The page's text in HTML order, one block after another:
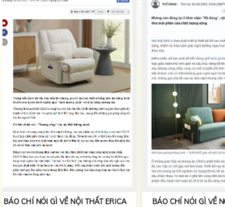
BÁO CHÍ NÓI GÌ VỀ NỘI THẤT ERICA BÁO CHÍ NÓI GÌ